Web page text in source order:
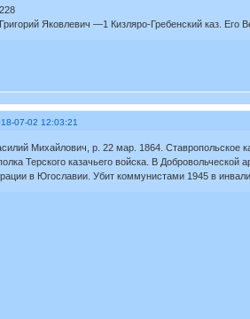
Яковлевич —1 Кизляро-Гребенский каз. Его
07-02 12:03:21
Михайлович, р. 22 мар. 1864. Ставропольское
Терского казачьего войска. В
в Югославии. Убит коммунистами 1945 в